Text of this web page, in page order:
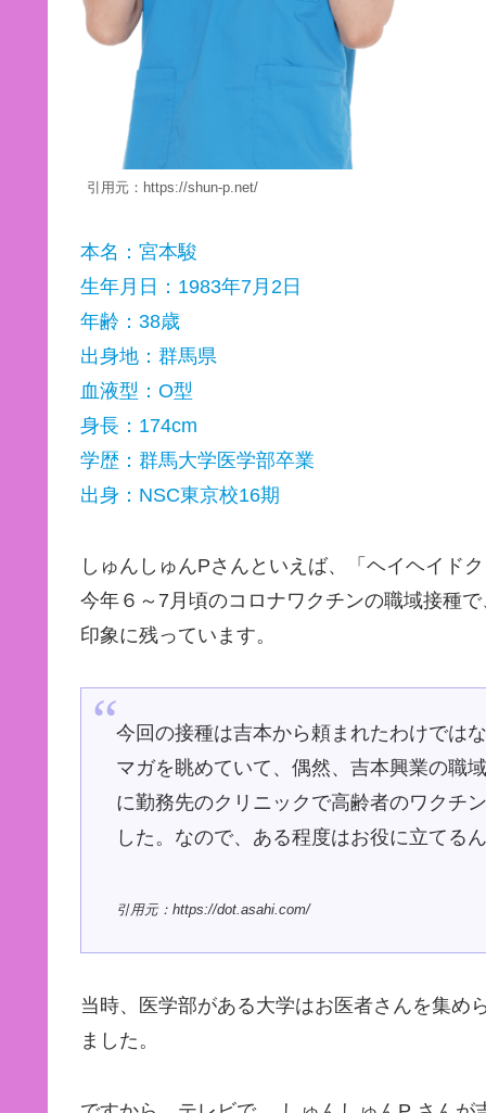
引用元：https://shun-p.net/
本名：宮本駿
生年月日：1983年7月2日
年齢：38歳
出身地：群馬県
血液型：O型
身長：174cm
学歴：群馬大学医学部卒業
出身：NSC東京校16期
しゅんしゅんPさんといえば、「ヘイヘイド
今年６～7月頃のコロナワクチンの職域接種
印象に残っています。
今回の接種は吉本から頼まれたわけでは
マガを眺めていて、偶然、吉本興業の職
に勤務先のクリニックで高齢者のワクチ
した。なので、ある程度はお役に立てる
引用元：https://dot.asahi.com/
当時、医学部がある大学はお医者さんを集め
ました。